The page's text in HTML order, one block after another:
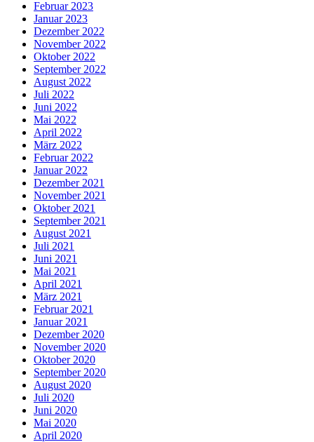
Februar 2023
Januar 2023
Dezember 2022
November 2022
Oktober 2022
September 2022
August 2022
Juli 2022
Juni 2022
Mai 2022
April 2022
März 2022
Februar 2022
Januar 2022
Dezember 2021
November 2021
Oktober 2021
September 2021
August 2021
Juli 2021
Juni 2021
Mai 2021
April 2021
März 2021
Februar 2021
Januar 2021
Dezember 2020
November 2020
Oktober 2020
September 2020
August 2020
Juli 2020
Juni 2020
Mai 2020
April 2020